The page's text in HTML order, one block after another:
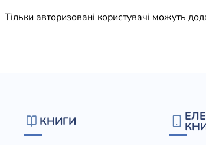
Тільки авторизовані користувачі можуть
КНИГИ